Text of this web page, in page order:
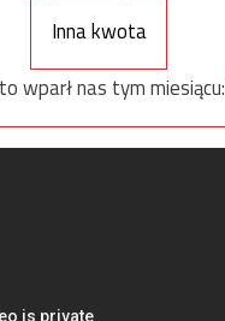
Inna kwota
wparł nas tym miesiącu: